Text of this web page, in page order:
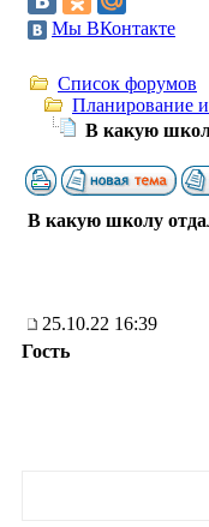
Мы ВКонтакте
Список форумов
Планирование
В какую
В какую школу
25.10.22 16:39
Гость